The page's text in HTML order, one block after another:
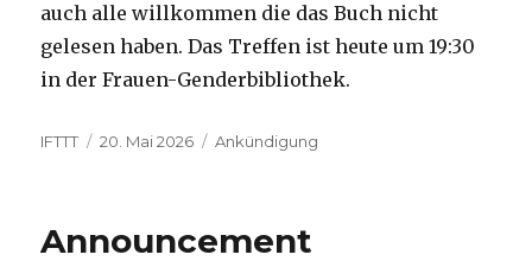
auch alle willkommen die das Buch nicht
gelesen haben. Das Treffen ist heute um 19:30
in der Frauen-Genderbibliothek.
Autor
IFTTT
Veröffentlicht
20. Mai 2026 Kategorien
Ankündigung
Announcement